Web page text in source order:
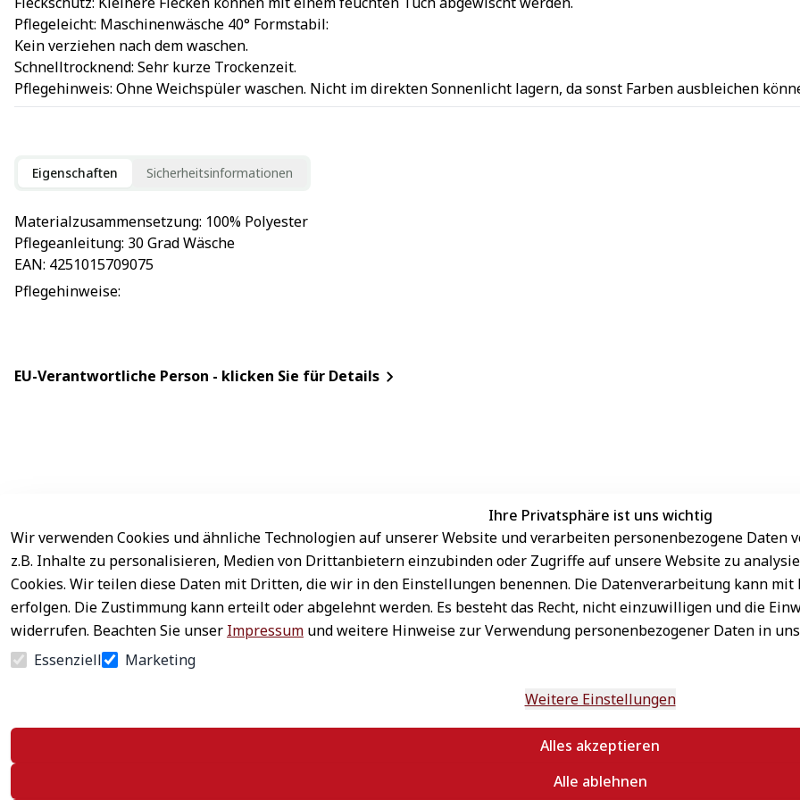
Pflegeleicht: Maschinenwäsche 40° Formstabil:
Kein verziehen nach dem waschen.
Schnelltrocknend: Sehr kurze Trockenzeit.
Pflegehinweis: Ohne Weichspüler waschen. Nicht im direkten Sonnenlicht lagern, da sonst Farben ausbleichen
Eigenschaften Sicherheitsinformationen
Materialzusammensetzung: 100% Polyester
Pflegeanleitung: 30 Grad Wäsche
EAN: 4251015709075
Pflegehinweise:
EU-Verantwortliche Person - klicken Sie für Details
Ihre Privatsphäre ist uns wichtig
Wir verwenden Cookies und ähnliche Technologien auf unserer Website und verarbeiten personenbezogene Daten
z.B. Inhalte zu personalisieren, Medien von Drittanbietern einzubinden oder Zugriffe auf unsere Website zu
Cookies. Wir teilen diese Daten mit Dritten, die wir in den Einstellungen benennen. Die Datenverarbeitung kann
erfolgen. Die Zustimmung kann erteilt oder abgelehnt werden. Es besteht das Recht, nicht einzuwilligen und die
widerrufen. Beachten Sie unser Impressum und weitere Hinweise zur Verwendung personenbezogener Daten in
Essenziell
Marketing
Weitere Einstellungen
Alles akzeptieren
Alle ablehnen
Rechtliches
AGB
Impressum
Datenschutz
Widerrufsrecht
Service
Kontakt
Registrieren
Zahlung & Versand
Sichere Zahlungsarten
Schneller Versand